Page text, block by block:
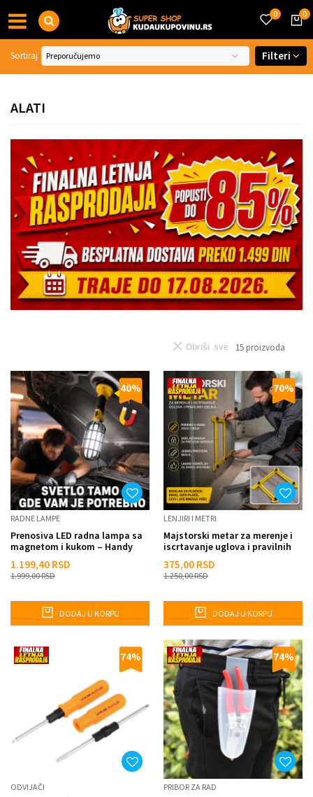
0
0
ALATI
Sortiraj Filteri
15 proizvoda
Obriši sve
40%
RADNE LAMPE
Prenosiva LED radna lampa sa
magnetom i kukom – Handy
1.199,40 RSD
1.999,00RSD
DODAJ U KORPU
70%
LENJIRI I METRI
Majstorski metar za merenje i
iscrtavanje uglova i pravilnih
375,00 RSD
1.250,00RSD
DODAJ U KORPU
74%
ODVIJAČI
74%
PRIBOR ZA RAD